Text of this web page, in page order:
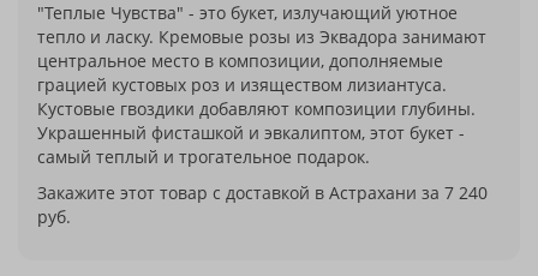
"Теплые Чувства" - это букет, излучающий уютное
тепло и ласку. Кремовые розы из Эквадора занимают
центральное место в композиции, дополняемые
грацией кустовых роз и изяществом лизиантуса.
Кустовые гвоздики добавляют композиции глубины.
Украшенный фисташкой и эвкалиптом, этот букет -
самый теплый и трогательное подарок.
Закажите этот товар с доставкой в Астрахани за 7 240
руб.